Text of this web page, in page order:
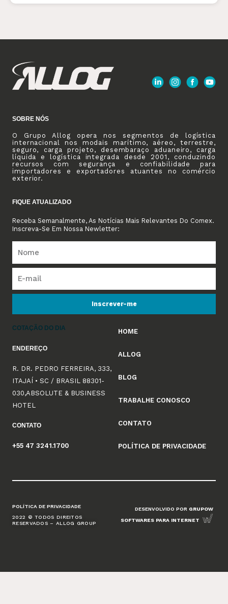
SOBRE NÓS
O Grupo Allog opera nos segmentos de logística
internacional nos modais marítimo, aéreo, terrestre,
seguro, carga projeto, desembaraço aduaneiro, carga
líquida e logística integrada desde 2001, conduzindo
recursos com segurança e confiabilidade para
importadores e exportadores atuantes no comércio
exterior.
FIQUE ATUALIZADO
Receba Semanalmente, As Notícias Mais Relevantes Do Comex.
Inscreva-Se Em Nossa Newletter:
Inscrever-me
COTAÇÃO DO DIA
ENDEREÇO
R. DR. PEDRO FERREIRA, 333,
ITAJAÍ • SC / BRASIL 88301-
030,ABSOLUTE & BUSINESS
HOTEL
CONTATO
+55 47 3241.1700
HOME
ALLOG
BLOG
TRABALHE CONOSCO
CONTATO
POLÍTICA DE PRIVACIDADE
POLÍTICA DE PRIVACIDADE
2022 © TODOS DIREITOS
RESERVADOS – ALLOG GROUP
DESENVOLVIDO POR GRUPOW
SOFTWARES PARA INTERNET